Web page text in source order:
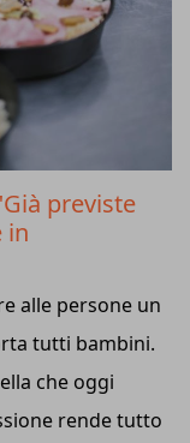
previste
in
alle persone un
tutti bambini.
che oggi
rende tutto